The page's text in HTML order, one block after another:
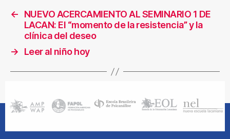
←
NUEVO ACERCAMIENTO AL SEMINARIO 1 DE
LACAN: El “momento de la resistencia” y la
clínica del deseo
→
Leer al niño hoy